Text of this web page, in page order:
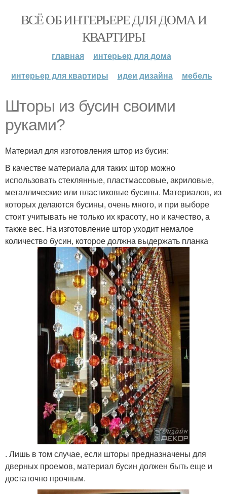
ВСЁ ОБ ИНТЕРЬЕРЕ ДЛЯ ДОМА И
КВАРТИРЫ
главная
интерьер для дома
интерьер для квартиры
идеи дизайна мебель
Шторы из бусин своими
руками?
Материал для изготовления штор из бусин:
В качестве материала для таких штор можно
использовать стеклянные, пластмассовые, акриловые,
металлические или пластиковые бусины. Материалов, из
которых делаются бусины, очень много, и при выборе
стоит учитывать не только их красоту, но и качество, а
также вес. На изготовление штор уходит немалое
количество бусин, которое должна выдержать планка
. Лишь в том случае, если шторы предназначены для
дверных проемов, материал бусин должен быть еще и
достаточно прочным.